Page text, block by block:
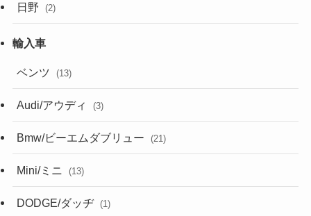
日野 (2)
ベンツ (13)
Audi/アウディ (3)
Bmw/ビーエムダブリュー (21)
Mini/ミニ (13)
DODGE/ダッヂ (1)